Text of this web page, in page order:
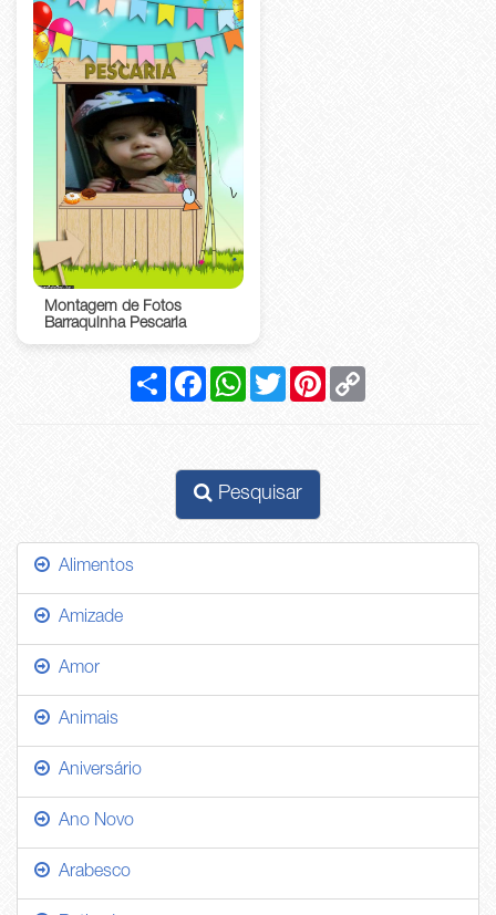
Montagem de Fotos
Barraquinha Pescaria
CompartilharFacebookWhatsApp
Twitter Pinterest
Pesquisar
Alimentos
Amizade
Amor
Animais
Aniversário
Ano Novo
Arabesco